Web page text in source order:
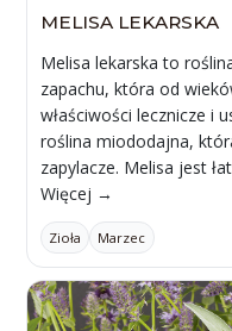
MELISA LEKARSKA
Melisa lekarska to
zapachu, która od
właściwości lecznicze i
roślina miododajna,
zapylacze. Melisa jest
Więcej →
Zioła Marzec